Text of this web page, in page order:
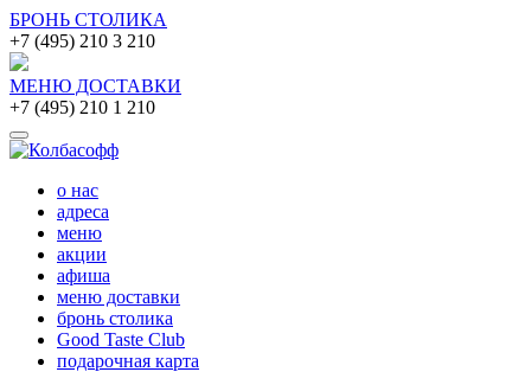
БРОНЬ СТОЛИКА
+7 (495) 210 3 210
МЕНЮ ДОСТАВКИ
+7 (495) 210 1 210
о нас
адреса
меню
акции
афиша
меню доставки
бронь столика
Good Taste Club
подарочная карта